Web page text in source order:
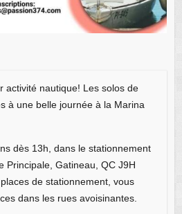
activité nautique! Les solos de
à une belle journée à la Marina
dès 13h, dans le stationnement
Principale, Gatineau, QC J9H
places de stationnement, vous
dans les rues avoisinantes.